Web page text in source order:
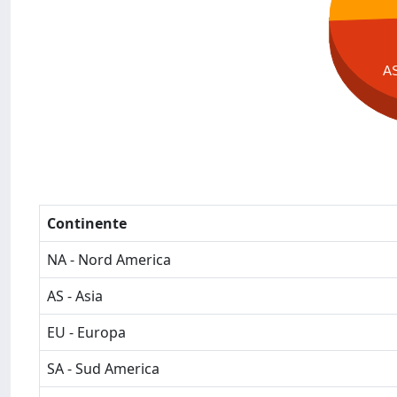
Continente
NA - Nord America
AS - Asia
EU - Europa
SA - Sud America